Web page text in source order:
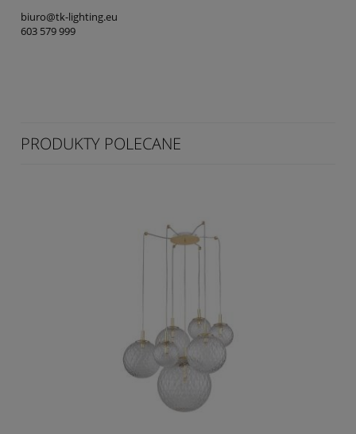
biuro@tk-lighting.eu
603 579 999
PRODUKTY POLECANE